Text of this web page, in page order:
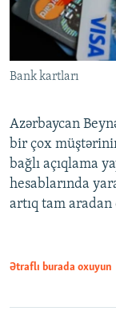
Bank kartları
Azərbaycan
bir çox
bağlı açıqlama
hesablarında
artıq tam aradan
Ətraflı burada oxuyun